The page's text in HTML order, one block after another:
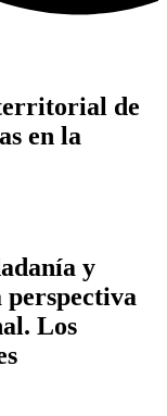
de
en la
y
perspectiva
Los